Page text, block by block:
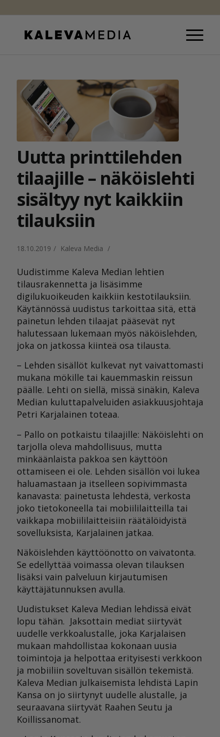
Uutta printtilehden
tilaajille – näköislehti
sisältyy nyt kaikkiin
tilauksiin
18.10.2019 / Kaleva Media /
Uudistimme Kaleva Median lehtien
tilausrakennetta ja lisäsimme
digilukuoikeuden kaikkiin kestotilauksiin.
Käytännössä uudistus tarkoittaa sitä, että
painetun lehden tilaajat pääsevät nyt
halutessaan lukemaan myös näköislehden,
joka on jatkossa kiinteä osa tilausta.
– Lehden sisällöt kulkevat nyt vaivattomasti
mukana mökille tai kauemmaskin reissun
päälle. Lehti on siellä, missä sinäkin, Kaleva
Median kuluttapalveluiden asiakkuusjohtaja
Petri Karjalainen toteaa.
– Pallo on potkaistu tilaajille: Näköislehti on
tarjolla oleva mahdollisuus, mutta
minkäänlaista pakkoa sen käyttöön
ottamiseen ei ole. Lehden sisällön voi lukea
haluamastaan ja itselleen sopivimmasta
kanavasta: painetusta lehdestä, verkosta
joko tietokoneella tai mobiililaitteilla tai
vaikkapa mobiililaitteisiin räätälöidyistä
sovelluksista, Karjalainen jatkaa.
Näköislehden käyttöönotto on vaivatonta.
Se edellyttää voimassa olevan tilauksen
lisäksi vain palveluun kirjautumisen
käyttäjätunnuksen avulla.
Uudistukset Kaleva Median lehdissä eivät
lopu tähän. Jaksottain mediat siirtyvät
uudelle verkkoalustalle, joka Karjalaisen
mukaan mahdollistaa kokonaan uusia
toimintoja ja helpottaa erityisesti verkkoon
ja mobiiliin soveltuvan sisällön tekemistä.
Kaleva Median julkaisemista lehdistä Lapin
Kansa on jo siirtynyt uudelle alustalle, ja
seuraavana siirtyvät Raahen Seutu ja
Koillissanomat.